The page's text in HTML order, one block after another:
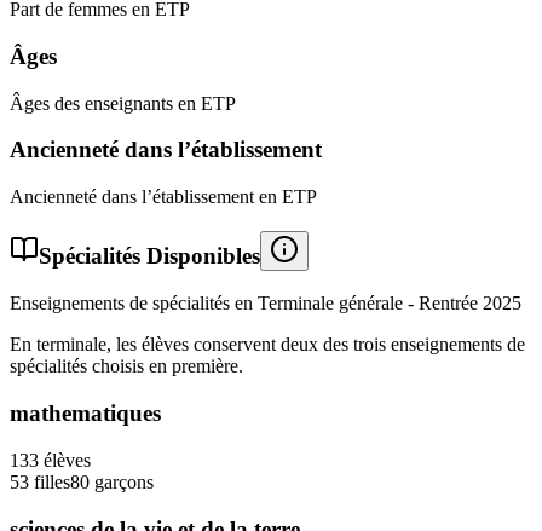
Part de femmes en ETP
Âges
Âges des enseignants en ETP
Ancienneté dans l’établissement
Ancienneté dans l’établissement en ETP
Spécialités Disponibles
Enseignements de spécialités en Terminale générale - Rentrée 2025
En terminale, les élèves conservent deux des trois enseignements de
spécialités choisis en première.
mathematiques
133 élèves
53 filles80 garçons